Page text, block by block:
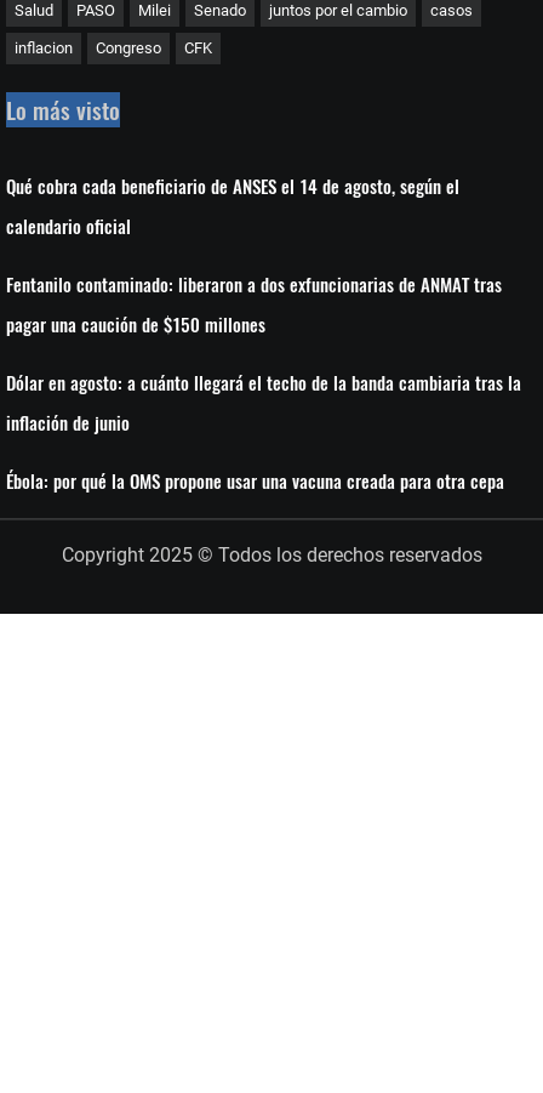
Salud PASO Milei Senado juntos por el cambio casos
inflacion Congreso CFK
Lo más visto
Qué cobra cada beneficiario de ANSES el 14 de agosto, según el
calendario oficial
Fentanilo contaminado: liberaron a dos exfuncionarias de ANMAT tras
pagar una caución de $150 millones
Dólar en agosto: a cuánto llegará el techo de la banda cambiaria tras la
inflación de junio
Ébola: por qué la OMS propone usar una vacuna creada para otra cepa
Copyright 2025 © Todos los derechos reservados